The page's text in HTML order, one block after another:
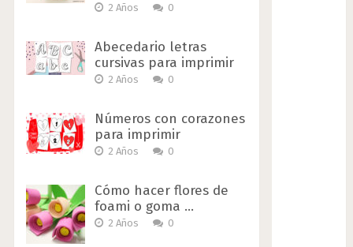
2 Años 0
Abecedario letras
cursivas para imprimir
2 Años 0
Números con corazones
para imprimir
2 Años 0
Cómo hacer flores de
foami o goma …
2 Años 0